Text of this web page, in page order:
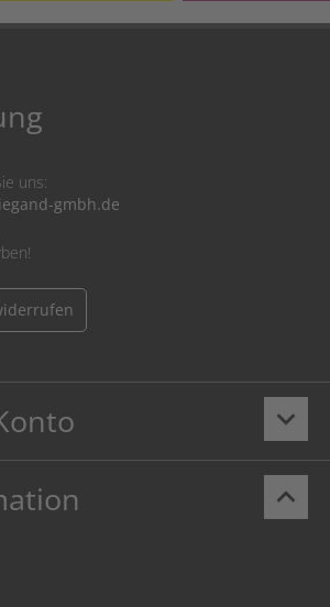
uns:
gmbh.de
keyboard_arrow_down
keyboard_arrow_up